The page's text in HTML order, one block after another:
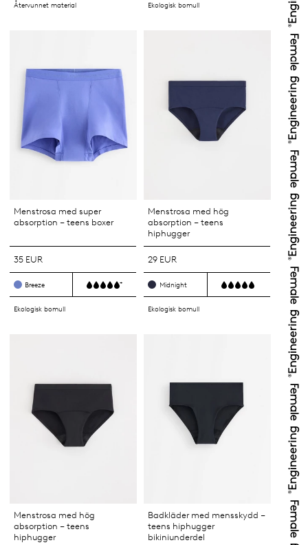
Återvunnet material Ekologisk bomull
Menstrosa med super
absorption – teens boxer
35 EUR
Breeze +
Ekologisk bomull
Menstrosa med hög
absorption – teens
hiphugger
29 EUR
Midnight
Ekologisk bomull
Menstrosa med hög
absorption – teens
hiphugger
Badkläder med mensskydd –
teens hiphugger
bikiniunderdel